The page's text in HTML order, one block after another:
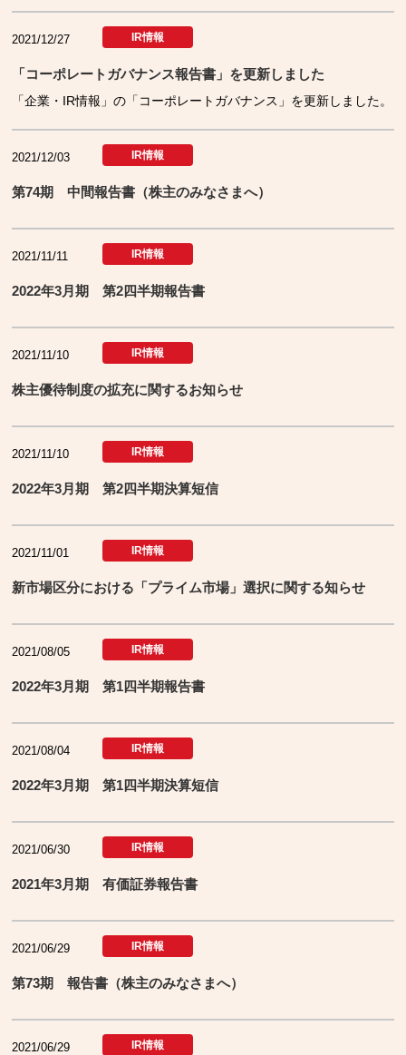
2021/12/27 IR情報
「コーポレートガバナンス報告書」を更新しました
「企業・IR情報」の「コーポレートガバナンス」を更新しました。
2021/12/03 IR情報
第74期 中間報告書（株主のみなさまへ）
2021/11/11 IR情報
2022年3月期 第2四半期報告書
2021/11/10 IR情報
株主優待制度の拡充に関するお知らせ
2021/11/10 IR情報
2022年3月期 第2四半期決算短信
2021/11/01 IR情報
新市場区分における「プライム市場」選択に関する知らせ
2021/08/05 IR情報
2022年3月期 第1四半期報告書
2021/08/04 IR情報
2022年3月期 第1四半期決算短信
2021/06/30 IR情報
2021年3月期 有価証券報告書
2021/06/29 IR情報
第73期 報告書（株主のみなさまへ）
2021/06/29 IR情報